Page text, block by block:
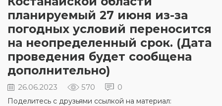
планируемый 27 июня из-за
погодных условий переносится
на неопределенный срок. (Дата
проведения будет сообщена
дополнительно)
26.06.2023 570 0
Поделитесь с друзьями ссылкой на материал: